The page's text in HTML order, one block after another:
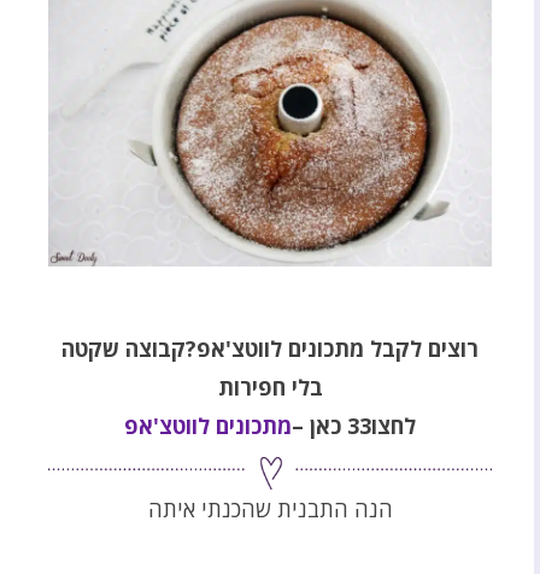
רוצים לקבל מתכונים לווטצ'אפ?קבוצה שקטה
בלי חפירות
לחצו33 כאן
–מתכונים לווטצ'אפ
הנה התבנית שהכנתי איתה